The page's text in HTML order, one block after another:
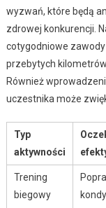
wyzwań, które będą
zdrowej konkurencji.
cotygodniowe
przebytych
Również
uczestnika może
Typ
aktywności
Trening
biegowy